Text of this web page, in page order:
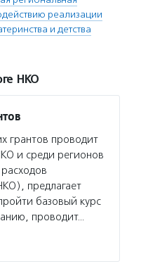
реализации
и детства
НКО
грантов проводит
и среди регионов
предлагает
базовый курс
проводит…